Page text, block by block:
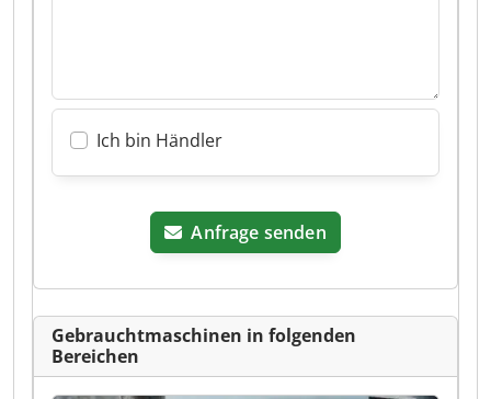
Ich bin Händler
Anfrage senden
Gebrauchtmaschinen in folgenden
Bereichen